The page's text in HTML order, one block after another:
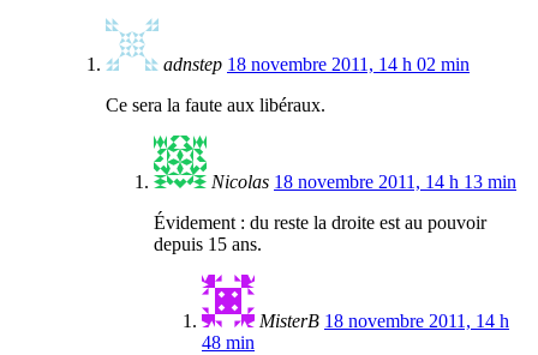
adnstep 18 novembre 2011, 14 h 02 min
Ce sera la faute aux libéraux.
Nicolas 18 novembre 2011, 14 h 13 min
Évidement : du reste la droite est au pouvoir
depuis 15 ans.
MisterB 18 novembre 2011, 14 h
48 min